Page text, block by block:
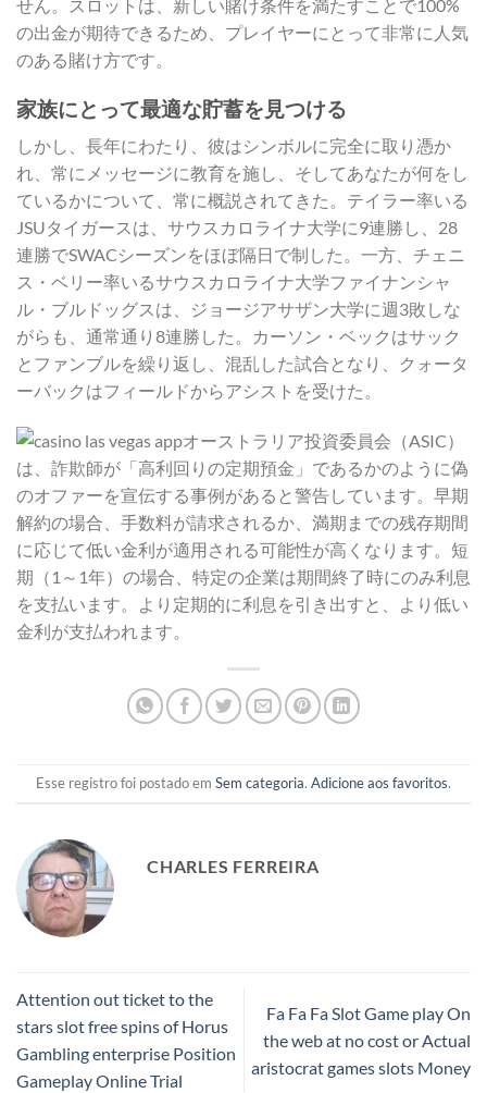
せん。スロットは、新しい賭け条件を満たすことで100%
の出金が期待できるため、プレイヤーにとって非常に人気
のある賭け方です。
家族にとって最適な貯蓄を見つける
しかし、長年にわたり、彼はシンボルに完全に取り憑か
れ、常にメッセージに教育を施し、そしてあなたが何をし
ているかについて、常に概説されてきた。テイラー率いる
JSUタイガースは、サウスカロライナ大学に9連勝し、28
連勝でSWACシーズンをほぼ隔日で制した。一方、チェニ
ス・ベリー率いるサウスカロライナ大学ファイナンシャ
ル・ブルドッグスは、ジョージアサザン大学​​に週3敗しな
がらも、通常通り8連勝した。カーソン・ベックはサック
とファンブルを繰り返し、混乱した試合となり、クォータ
ーバックはフィールドからアシストを受けた。
オーストラリア投資委員会（ASIC）
は、詐欺師が「高利回りの定期預金」であるかのように偽
のオファーを宣伝する事例があると警告しています。早期
解約の場合、手数料が請求されるか、満期までの残存期間
に応じて低い金利が適用される可能性が高くなります。短
期（1～1年）の場合、特定の企業は期間終了時にのみ利息
を支払います。より定期的に利息を引き出すと、より低い
金利が支払われます。
Esse registro foi postado em Sem categoria. Adicione aos favoritos.
CHARLES FERREIRA
Attention out ticket to the
stars slot free spins of Horus
Gambling enterprise Position
Gameplay Online Trial
Fa Fa Fa Slot Game play On
the web at no cost or Actual
aristocrat games slots Money